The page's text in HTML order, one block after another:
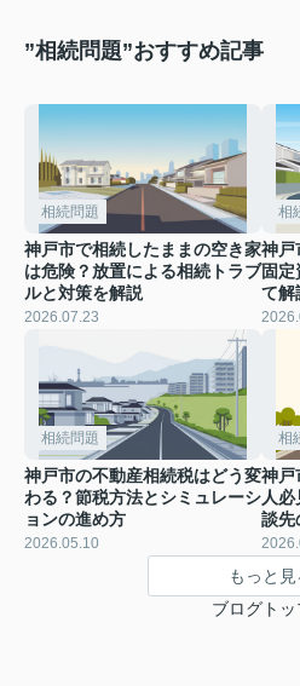
”相続問題”おすすめ記事
相続問題
神戸市で相続したままの空き家
は危険？放置による相続トラブ
ルと対策を解説
2026.07.23
相
神戸
固定
て解
相続問題
神戸市の不動産相続税はどう変
わる？節税方法とシミュレーシ
ョンの進め方
2026.05.10
相
神戸
人
談先
もっと見
ブログト